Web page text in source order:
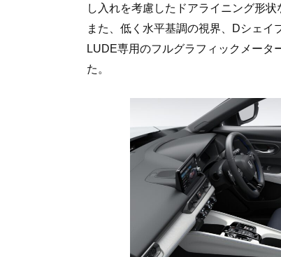
し入れを考慮したドアライニング形
また、低く水平基調の視界、Dシェ
LUDE専用のフルグラフィックメータ
た。